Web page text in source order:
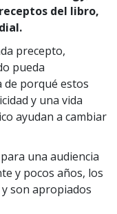
del libro,
precepto,
pueda
de porqué estos
y una vida
ayudan a cambiar
una audiencia
y pocos años, los
son apropiados